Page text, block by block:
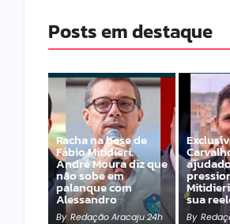
Posts em destaque
Racha na base de
Fábio Mitidieri.
André Moura diz que
não sobe em
palanque com
Alessandro
By Redação Aracaju 24h
sua
By